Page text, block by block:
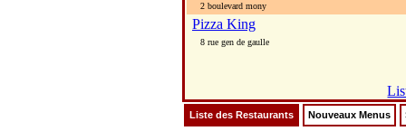
2 boulevard mony
Pizza King
8 rue gen de gaulle
Liste des Restaurants Nouveaux Menus